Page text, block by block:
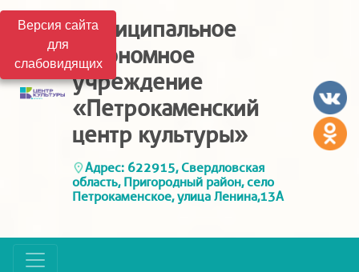
Версия сайта
для
слабовидящих
Муниципальное
автономное
учреждение
«Петрокаменский
центр культуры»
Адрес: 622915, Свердловская
область, Пригородный район, село
Петрокаменское, улица Ленина,13А